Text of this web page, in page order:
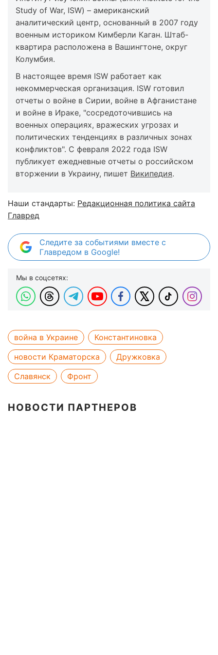
Study of War, ISW) – американский
аналитический центр, основанный в 2007 году
военным историком Кимберли Каган. Штаб-
квартира расположена в Вашингтоне, округ
Колумбия.
В настоящее время ISW работает как
некоммерческая организация. ISW готовил
отчеты о войне в Сирии, войне в Афганистане
и войне в Ираке, "сосредоточившись на
военных операциях, вражеских угрозах и
политических тенденциях в различных зонах
конфликтов". С февраля 2022 года ISW
публикует ежедневные отчеты о российском
вторжении в Украину, пишет Википедия.
Наши стандарты: Редакционная политика сайта
Главред
Следите за событиями вместе с
Главредом в Google!
Мы в соцсетях:
война в Украине
Константиновка
новости Краматорска
Дружковка
Славянск
Фронт
НОВОСТИ ПАРТНЕРОВ